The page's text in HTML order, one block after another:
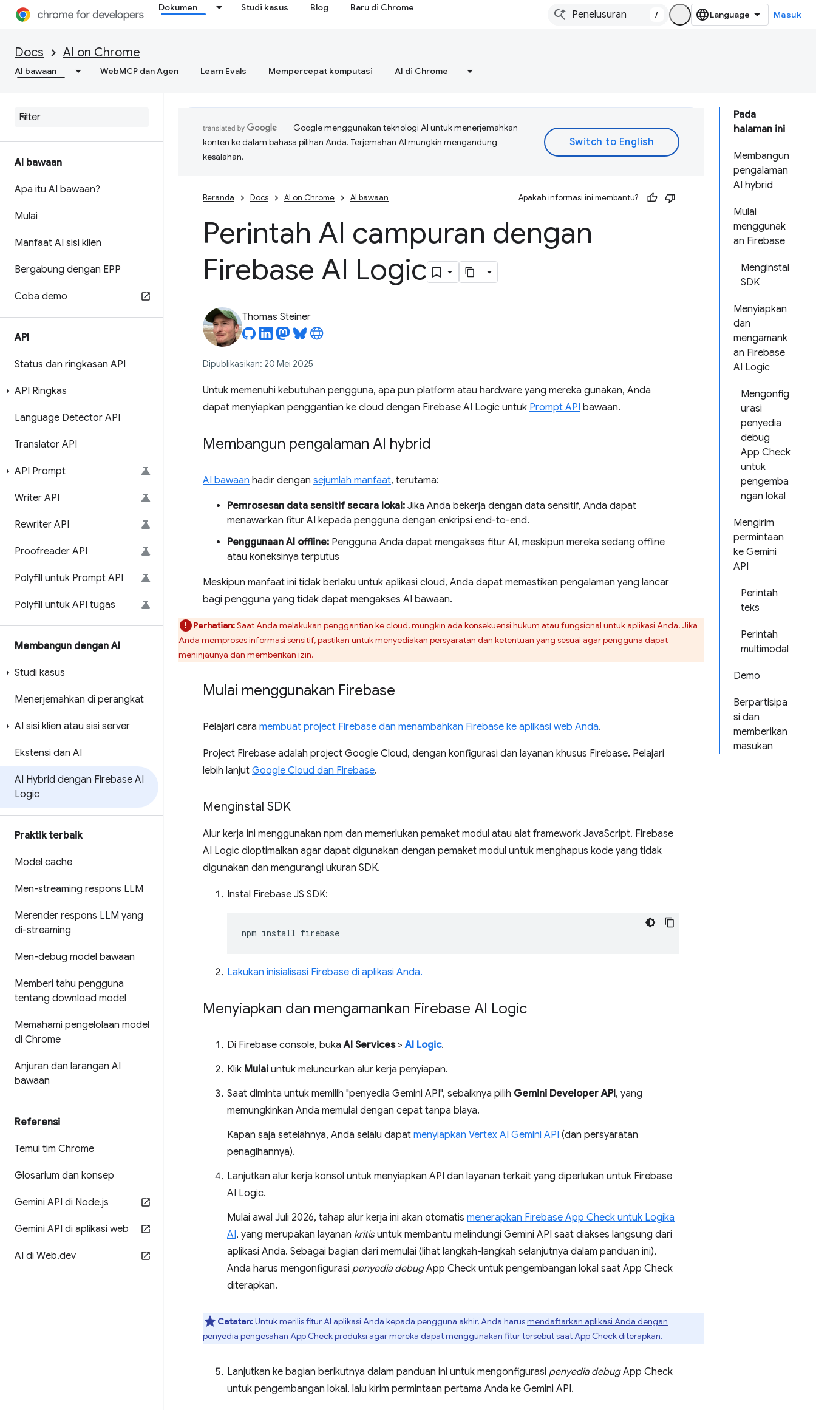
Dokumen Studi kasus Blog Baru di Chrome
/ Masuk
Docs AI on Chrome
AI bawaan WebMCP dan Agen Learn Evals Mempercepat komputasi AI di Chrome
AI bawaan
Apa itu AI bawaan?
Mulai
Manfaat AI sisi klien
Bergabung dengan EPP
Coba demo
API
Status dan ringkasan API
API Ringkas
Language Detector API
Translator API
API Prompt
Writer API
Rewriter API
Proofreader API
Polyfill untuk Prompt API
Polyfill untuk API tugas
Membangun dengan AI
Studi kasus
Menerjemahkan di perangkat
AI sisi klien atau sisi server
Ekstensi dan AI
AI Hybrid dengan Firebase AI
Logic
Praktik terbaik
Model cache
Men-streaming respons LLM
Merender respons LLM yang
di-streaming
Men-debug model bawaan
Memberi tahu pengguna
tentang download model
Memahami pengelolaan model
di Chrome
Anjuran dan larangan AI
bawaan
Referensi
Temui tim Chrome
Glosarium dan konsep
Gemini API di Node.js
Gemini API di aplikasi web
AI di Web.dev
Pada
halaman ini
Membangun
pengalaman
AI hybrid
Mulai
menggunak
an Firebase
Menginstal
SDK
Menyiapkan
dan
mengamank
an Firebase
AI Logic
Mengonfig
urasi
penyedia
debug
App Check
untuk
pengemba
ngan lokal
Mengirim
permintaan
ke Gemini
API
Perintah
teks
Perintah
multimodal
Demo
Berpartisipa
si dan
memberikan
masukan
Google menggunakan teknologi AI untuk menerjemahkan
konten ke dalam bahasa pilihan Anda. Terjemahan AI mungkin mengandung
kesalahan.
Beranda Docs AI on Chrome AI bawaan Apakah informasi ini membantu?
Perintah AI campuran dengan
Firebase AI Logic
Thomas Steiner
Dipublikasikan: 20 Mei 2025
Untuk memenuhi kebutuhan pengguna, apa pun platform atau hardware yang mereka gunakan, Anda
dapat menyiapkan penggantian ke cloud dengan Firebase AI Logic untuk Prompt API bawaan.
Membangun pengalaman AI hybrid
AI bawaan hadir dengan sejumlah manfaat, terutama:
Pemrosesan data sensitif secara lokal: Jika Anda bekerja dengan data sensitif, Anda dapat
menawarkan fitur AI kepada pengguna dengan enkripsi end-to-end.
Penggunaan AI offline: Pengguna Anda dapat mengakses fitur AI, meskipun mereka sedang offline
atau koneksinya terputus
Meskipun manfaat ini tidak berlaku untuk aplikasi cloud, Anda dapat memastikan pengalaman yang lancar
bagi pengguna yang tidak dapat mengakses AI bawaan.
Perhatian:Saat Anda melakukan penggantian ke cloud, mungkin ada konsekuensi hukum atau fungsional untuk aplikasi Anda. Jika
Anda memproses informasi sensitif, pastikan untuk menyediakan persyaratan dan ketentuan yang sesuai agar pengguna dapat
meninjaunya dan memberikan izin.
Mulai menggunakan Firebase
Pelajari cara membuat project Firebase dan menambahkan Firebase ke aplikasi web Anda.
Project Firebase adalah project Google Cloud, dengan konfigurasi dan layanan khusus Firebase. Pelajari
lebih lanjut Google Cloud dan Firebase.
Menginstal SDK
Alur kerja ini menggunakan npm dan memerlukan pemaket modul atau alat framework JavaScript. Firebase
AI Logic dioptimalkan agar dapat digunakan dengan pemaket modul untuk menghapus kode yang tidak
digunakan dan mengurangi ukuran SDK.
Instal Firebase JS SDK:
npm install
Lakukan inisialisasi Firebase di aplikasi Anda.
Menyiapkan dan mengamankan Firebase AI Logic
Di Firebase console, bukaAI Services>AI Logic.
Klik Mulai untuk meluncurkan alur kerja penyiapan.
Saat diminta untuk memilih "penyedia Gemini API", sebaiknya pilih Gemini Developer API, yang
memungkinkan Anda memulai dengan cepat tanpa biaya.
Kapan saja setelahnya, Anda selalu dapat menyiapkan Vertex AI Gemini API (dan persyaratan
penagihannya).
Lanjutkan alur kerja konsol untuk menyiapkan API dan layanan terkait yang diperlukan untuk Firebase
AI Logic.
Mulai awal Juli 2026, tahap alur kerja ini akan otomatis menerapkan Firebase App Check untuk Logika
AI, yang merupakan layanan kritisuntuk membantu melindungi Gemini API saat diakses langsung dari
aplikasi Anda. Sebagai bagian dari memulai (lihat langkah-langkah selanjutnya dalam panduan ini),
Anda harus mengonfigurasi penyedia debugApp Check untuk pengembangan lokal saat App Check
diterapkan.
Catatan:Untuk merilis fitur AI aplikasi Anda kepada pengguna akhir, Anda harusmendaftarkan aplikasi Anda dengan
penyedia pengesahan App Check produksi agar mereka dapat menggunakan fitur tersebut saat App Check diterapkan.
Lanjutkan ke bagian berikutnya dalam panduan ini untuk mengonfigurasi penyedia debugApp Check
untuk pengembangan lokal, lalu kirim permintaan pertama Anda ke Gemini API.